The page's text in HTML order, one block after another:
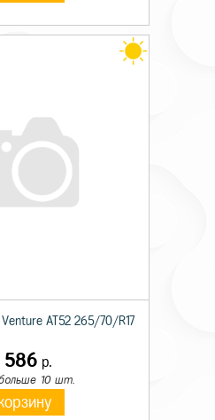
AT52 265/70/R17
586 р.
10 шт.